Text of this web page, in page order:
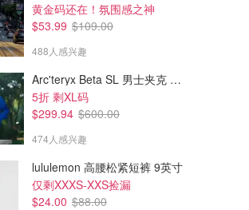
黄金码还在！氛围感之神
$53.99 $109.00
488人感兴趣
Arc'teryx Beta SL 男士夹克 黑色
5折 剩XL码
$299.94 $600.00
474人感兴趣
lululemon 高腰松紧短裤 9英寸
仅剩XXXS-XXS捡漏
$24.00 $88.00